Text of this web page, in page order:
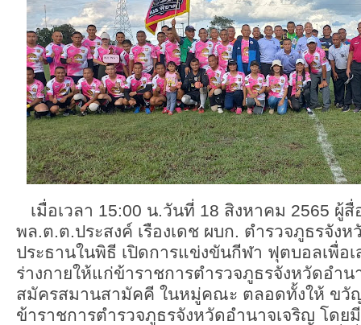
เมื่อเวลา 15:00 น.วันที่ 18 สิงหาคม 2565 ผู้สื่
พล.ต.ต.ประสงค์ เรืองเดช ผบก. ตำรวจภูธรจังห
ประธานในพิธี เปิดการแข่งขันกีฬา ฟุตบอลเพื่อ
ร่างกายให้แก่ข้าราชการตำรวจภูธรจังหวัดอำน
สมัครสมานสามัคคี ในหมู่คณะ ตลอดทั้งให้ ขวั
ข้าราชการตำรวจภูธรจังหวัดอำนาจเจริญ โด